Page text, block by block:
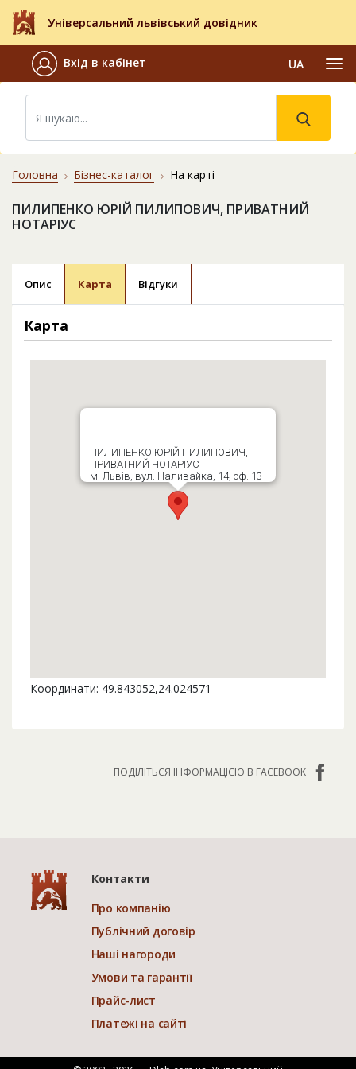
Універсальний львівський довідник
Вхід в кабінет UA
Головна Бізнес-каталог На карті
ПИЛИПЕНКО ЮРІЙ ПИЛИПОВИЧ, ПРИВАТНИЙ
НОТАРІУС
Опис Карта Відгуки
Карта
ПИЛИПЕНКО ЮРІЙ ПИЛИПОВИЧ,
ПРИВАТНИЙ НОТАРІУС
м. Львів, вул. Наливайка, 14, оф. 13
Координати: 49.843052,24.024571
ПОДІЛІТЬСЯ ІНФОРМАЦІЄЮ В FACEBOOK
Контакти
Про компанію
Публічний договір
Наші нагороди
Умови та гарантії
Прайс-лист
Платежі на сайті